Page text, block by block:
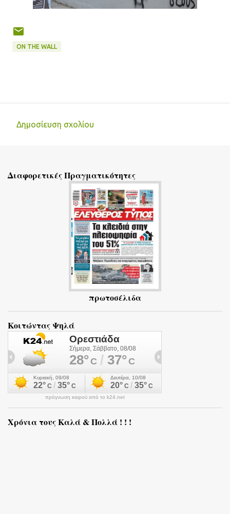
ON THE WALL
λ
Δημοσίευση σχολίου
Διαφορετικές Πραγματικότητες
πρωτοσέλιδα
Κοιτώντας Ψηλά
πρόγνωση καιρού από το k24.net
Χρόνια τους Καλά & Πολλά ! ! !